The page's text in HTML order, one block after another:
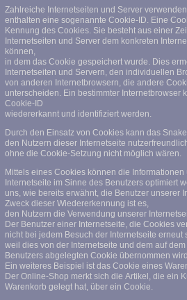
Zahlreiche Internetseiten und Server
enthalten eine sogenannte Cookie-ID. Eine
Kennung des Cookies. Sie besteht aus einer
Internetseiten und Server dem konkreten
können,
in dem das Cookie gespeichert wurde. Dies
Internetseiten und Servern, den individuellen
von anderen Internetbrowsern, die andere
unterscheiden. Ein bestimmter Internetbrowser
Cookie-ID
wiedererkannt und identifiziert werden.
Durch den Einsatz von Cookies kann das
den Nutzern dieser Internetseite
ohne die Cookie-Setzung nicht möglich wären.
Mittels eines Cookies können die
Internetseite im Sinne des Benutzers optimiert
uns, wie bereits erwähnt, die Benutzer unserer
Zweck dieser Wiedererkennung ist es,
den Nutzern die Verwendung unserer
Der Benutzer einer Internetseite, die Cookies
nicht bei jedem Besuch der Internetseite
weil dies von der Internetseite und dem auf
Benutzers abgelegten Cookie übernommen
Ein weiteres Beispiel ist das Cookie eines
Der Online-Shop merkt sich die Artikel, die ein
Warenkorb gelegt hat, über ein Cookie.